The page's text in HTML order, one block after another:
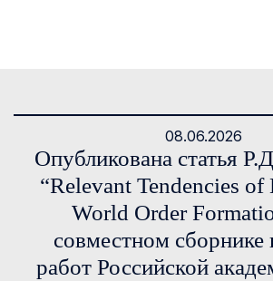
08.06.2026
Опубликована статья
“Relevant Tendencies
World Order
совместном сборнике
работ Российской